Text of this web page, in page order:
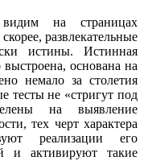
на страницах
развлекательные
истины. Истинная
основана на
немало за столетия
тесты не «стригут под
на выявление
тех черт характера
реализации его
и активируют такие